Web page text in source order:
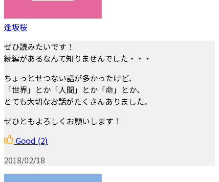
逢坂桜
ぜひ読みたいです！
続編があるなんて知りませんでした・・・
ちょっとせつない話が多かったけど、
「世界」とか「人間」とか「命」とか、
とても大切なお話がたくさんありました。
ぜひともよろしくお願いします！
Good (2)
2018/02/18